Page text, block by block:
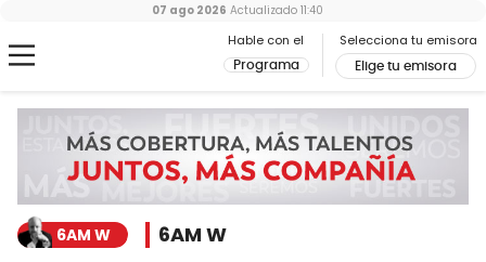
Hable con el
Programa
Selecciona tu emisora
Elige tu emisora
07 ago 2026 Actualizado 11:40
6AM W 6AM W